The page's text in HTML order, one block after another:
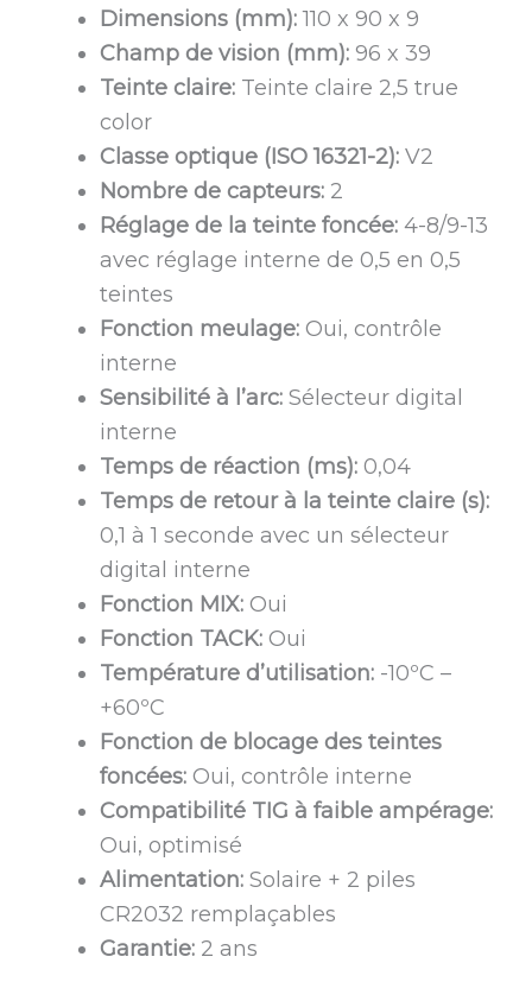
Dimensions (mm):110 x 90 x 9
Champ de vision (mm): 96 x 39
Teinte claire: Teinte claire 2,5 true
color
Classe optique (ISO 16321-2): V2
Nombre de capteurs: 2
Réglage de la teinte foncée: 4-8/9-13
avec réglage interne de 0,5 en 0,5
teintes
Fonction meulage: Oui, contrôle
interne
Sensibilité à l’arc: Sélecteur digital
interne
Temps de réaction (ms): 0,04
Temps de retour à la teinte claire (s):
0,1 à 1 seconde avec un sélecteur
digital interne
Fonction MIX: Oui
Fonction TACK: Oui
Température d’utilisation: -10ºC –
+60ºC
Fonction de blocage des teintes
foncées: Oui, contrôle interne
Compatibilité TIG à faible ampérage:
Oui, optimisé
Alimentation: Solaire + 2 piles
CR2032 remplaçables
Garantie: 2 ans